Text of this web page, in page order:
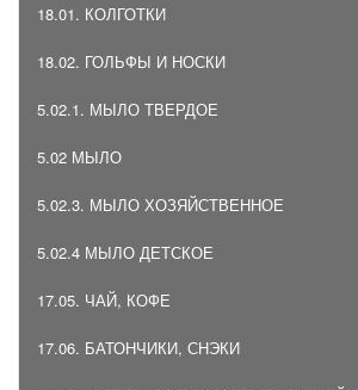
18.01. КОЛГОТКИ
18.02. ГОЛЬФЫ И НОСКИ
5.02.1. МЫЛО ТВЕРДОЕ
5.02 МЫЛО
5.02.3. МЫЛО ХОЗЯЙСТВЕННОЕ
5.02.4 МЫЛО ДЕТСКОЕ
17.05. ЧАЙ, КОФЕ
17.06. БАТОНЧИКИ, СНЭКИ